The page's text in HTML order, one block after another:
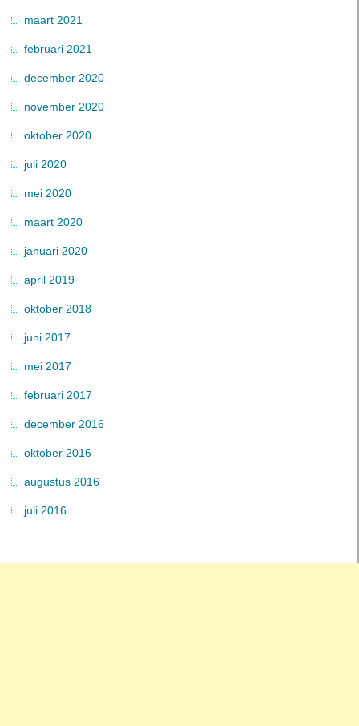
maart 2021
februari 2021
december 2020
november 2020
oktober 2020
juli 2020
mei 2020
maart 2020
januari 2020
april 2019
oktober 2018
juni 2017
mei 2017
februari 2017
december 2016
oktober 2016
augustus 2016
juli 2016